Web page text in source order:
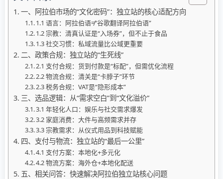
一、阿拉伯市场的“文化密码”：独立站的核心适配方向
1.1 语言：阿拉伯语≠“谷歌翻译阿拉伯语”
1.2 宗教：清真认证是“入场券”，但不止于食品
1.3 社交习惯：私域流量比公域更重要
二、政策合规：独立站的“生死线”
2.1 支付合规：货到付款是“标配”，但需优化流程
2.2 物流合规：清关是“卡脖子”环节
2.3 税务合规：VAT是“隐形成本”
三、选品逻辑：从“需求空白”到“文化溢价”
3.1 年轻化人口：娱乐与社交需求爆发
3.2 家庭消费：大件与高频需求并存
3.3 宗教需求：从仪式用品到科技赋能
四、支付与物流：独立站的“最后一公里”
4.1 支付方案：本地化+多元化
4.2 物流方案：海外仓+本地化配送
五、相关问答：快速解决阿拉伯独立站核心问题